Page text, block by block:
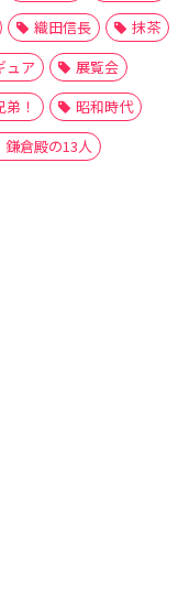
織田信長
抹茶
ュア
展覧会
弟！
昭和時代
鎌倉殿の13人